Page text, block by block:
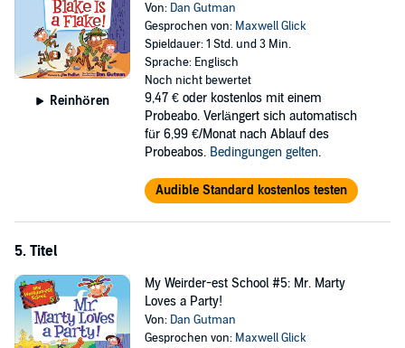
Reinhören
Von: Dan Gutman
Gesprochen von: Maxwell Glick
Spieldauer: 1 Std. und 3 Min.
Sprache: Englisch
Noch nicht bewertet
9,47 € oder kostenlos mit einem
Probeabo. Verlängert sich automatisch
für 6,99 €/Monat nach Ablauf des
Probeabos. Bedingungen gelten.
Audible Standard kostenlos testen
5. Titel
My Weirder-est School #5: Mr. Marty
Loves a Party!
Von: Dan Gutman
Gesprochen von: Maxwell Glick